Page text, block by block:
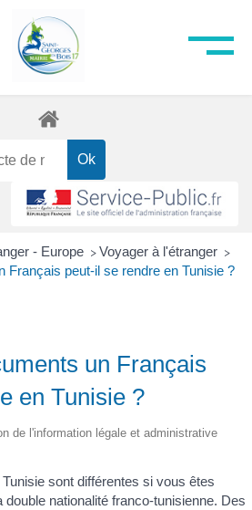
- Europe > Voyager à l'étranger >
Français peut-il se rendre en Tunisie ?
un Français
en Tunisie ?
de l'information légale et administrative
sont différentes si vous êtes
nationalité franco-tunisienne. Des